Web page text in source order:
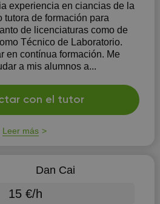
experiencia en ciancias de la
tutora de formación para
de licenciaturas como de
Técnico de Laboratorio.
en contínua formación. Me
a mis alumnos a...
con el tutor
Leer más
Dan Cai
15 €/h